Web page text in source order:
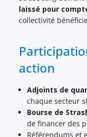
laissé pour
collectivité
action
Adjoints de
chaque secteur
Bourse de
de financer des
Référendums et